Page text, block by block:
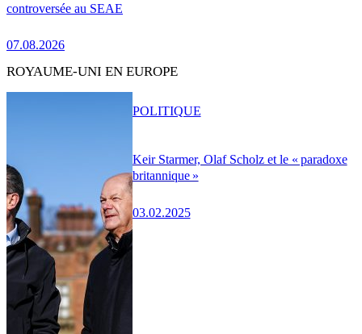
controversée au SEAE
07.08.2026
ROYAUME-UNI EN EUROPE
Keir Starmer, Olaf Scholz et le « paradoxe
britannique »
03.02.2025
POLITIQUE